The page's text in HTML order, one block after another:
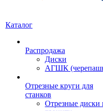
Каталог
Распродажа
Диски
АГШК
Отрезные круги для
станков
Отрезные диски